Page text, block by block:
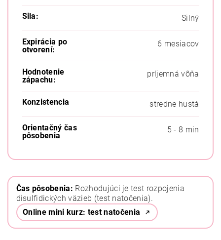
Sila: Silný
Expirácia po
otvorení:
6 mesiacov
Hodnotenie
zápachu:
príjemná vôňa
Konzistencia stredne hustá
Orientačný čas
pôsobenia
5 - 8 min
Čas pôsobenia: Rozhodujúci je test rozpojenia
disulfidických väzieb (test natočenia).
Online mini kurz: test natočenia